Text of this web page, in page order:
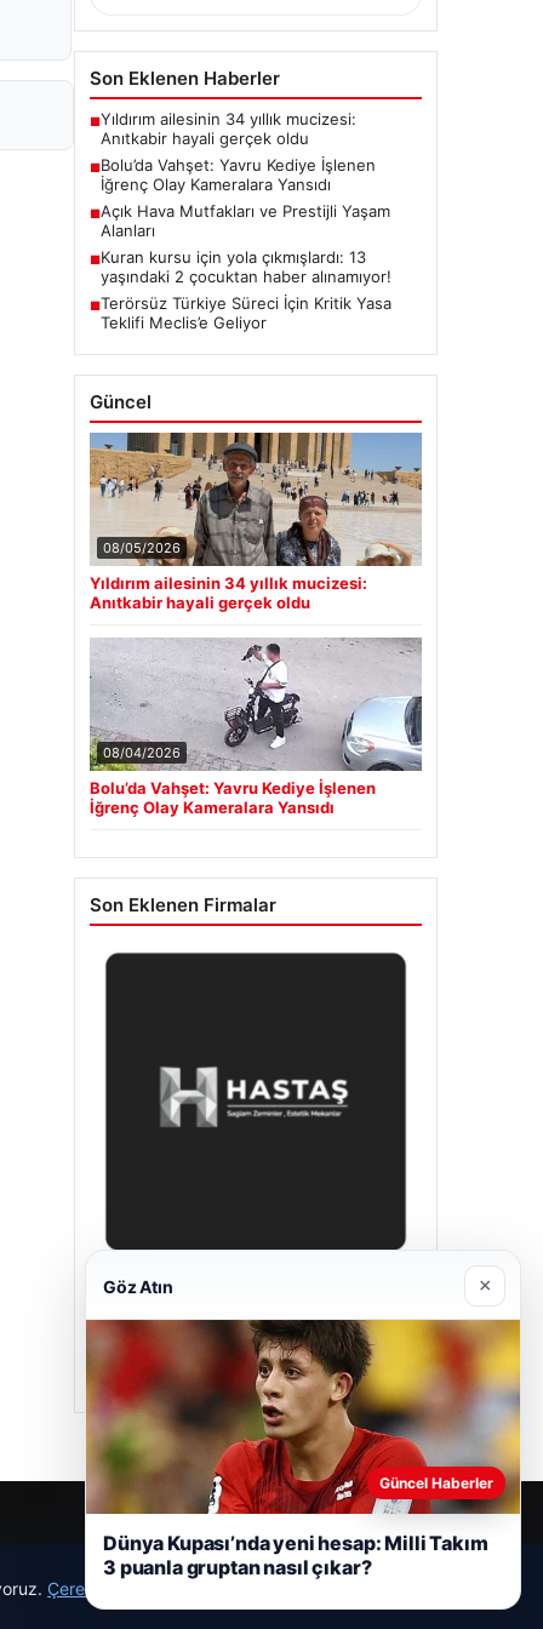
Son Eklenen Haberler
■Yıldırım ailesinin 34 yıllık mucizesi:
Anıtkabir hayali gerçek oldu
■Bolu’da Vahşet: Yavru Kediye İşlenen
İğrenç Olay Kameralara Yansıdı
■Açık Hava Mutfakları ve Prestijli Yaşam
Alanları
■Kuran kursu için yola çıkmışlardı: 13
yaşındaki 2 çocuktan haber alınamıyor!
■Terörsüz Türkiye Süreci İçin Kritik Yasa
Teklifi Meclis’e Geliyor
Güncel
08/05/2026
Yıldırım ailesinin 34 yıllık mucizesi:
Anıtkabir hayali gerçek oldu
08/04/2026
Bolu’da Vahşet: Yavru Kediye İşlenen
İğrenç Olay Kameralara Yansıdı
Son Eklenen Firmalar
Hastaş Beton
05/26/2026
Çerez Politikamız
Göz Atın ×
Güncel Haberler
Dünya Kupası’nda yeni hesap: Milli Takım
3 puanla gruptan nasıl çıkar?